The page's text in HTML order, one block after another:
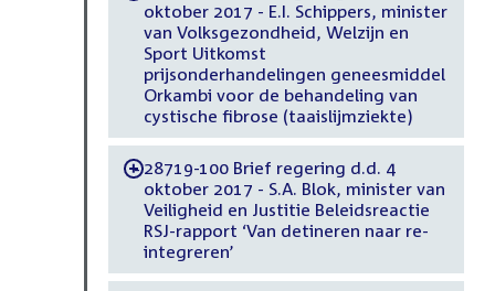
oktober 2017 - E.I. Schippers, minister
van Volksgezondheid, Welzijn en
Sport Uitkomst
prijsonderhandelingen geneesmiddel
Orkambi voor de behandeling van
cystische fibrose (taaislijmziekte)
-28719-100 Brief regering d.d. 4
oktober 2017 - S.A. Blok, minister van
Veiligheid en Justitie Beleidsreactie
RSJ-rapport ‘Van detineren naar re-
integreren’